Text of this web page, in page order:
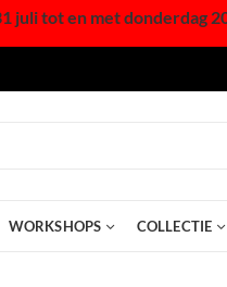
juli tot en met donderdag
WORKSHOPS COLLECTIE